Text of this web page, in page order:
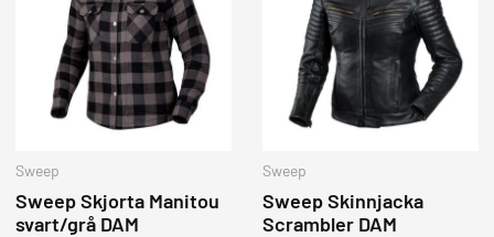
Sweep
Sweep Skjorta Manitou
svart/grå DAM
Sweep
Sweep Skinnjacka
Scrambler DAM